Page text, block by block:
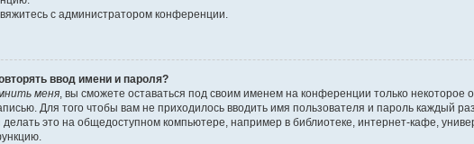
с администратором конференции.
ввод имени и пароля?
меня , вы сможете оставаться под своим именем на конференции только некоторое
Для того чтобы вам не приходилось вводить имя пользователя и пароль каждый
это на общедоступном компьютере, например в библиотеке, интернет-кафе,